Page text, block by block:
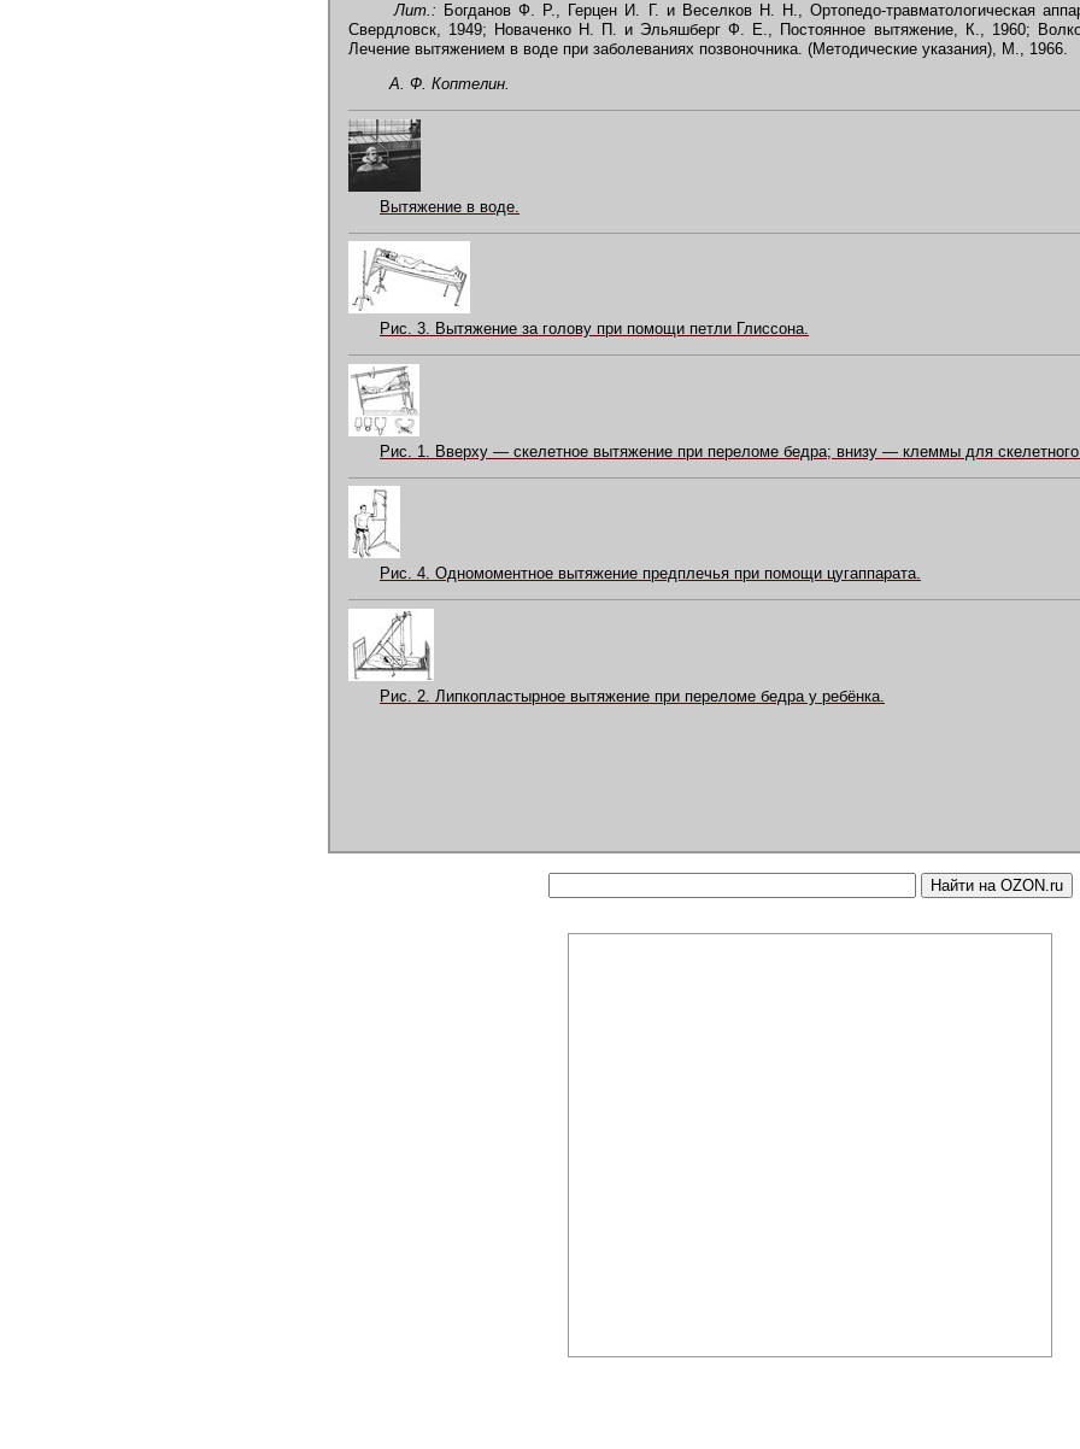
Лит.: Богданов Ф. Р., Герцен И. Г. и Веселков Н. Н., Ортопедо-травматологическая
Свердловск, 1949; Новаченко Н. П. и Эльяшберг Ф. Е., Постоянное вытяжение, К., 1960;
Лечение вытяжением в воде при заболеваниях позвоночника. (Методические указания), М., 1966.
А. Ф. Коптелин.
Вытяжение в воде.
Рис. 3. Вытяжение за голову при помощи петли Глиссона.
Рис. 1. Вверху — скелетное вытяжение при переломе бедра; внизу — клеммы для скелетного
Рис. 4. Одномоментное вытяжение предплечья при помощи цугаппарата.
Рис. 2. Липкопластырное вытяжение при переломе бедра у ребёнка.